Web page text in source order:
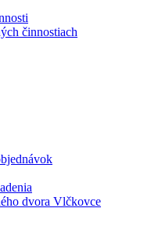
činnostiach
dvora Vlčkovce